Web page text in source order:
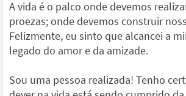
A vida é o palco onde devemos
proezas; onde devemos construir
Felizmente, eu sinto que alcancei a
legado do amor e da amizade.
Sou uma pessoa realizada! Tenho